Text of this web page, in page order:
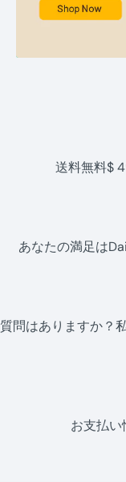
送料無料$
あなたの満足は
質問はありますか？
お支払い